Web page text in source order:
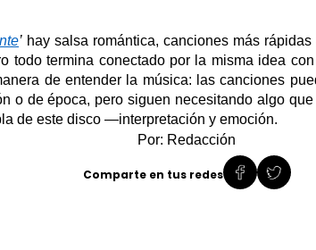
’ hay salsa romántica, canciones más
todo termina conectado por la misma idea
de entender la música: las canciones
o de época, pero siguen necesitando algo
de este disco —interpretación y emoción.
Por: Redacción
Comparte en tus redes